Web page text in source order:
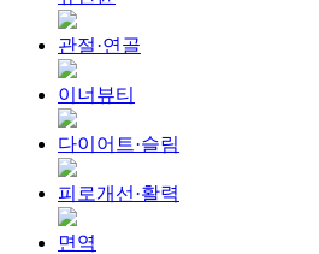
관절·연골
이너뷰티
다이어트·슬림
피로개선·활력
면역